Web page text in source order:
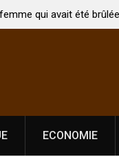
brûlée avec son bébé
ECONOMIE